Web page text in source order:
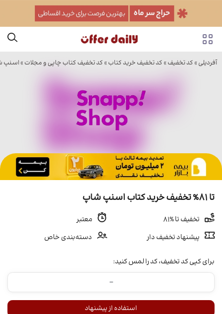
آفردیلی » کد تخفیف » کد تخفیف خرید کتاب » کد تخفیف کتاب چاپی و مجلات »اسنپ
تا 81% تخفیف خرید کتاب اسنپ شاپ
تخفیف تا %81
معتبر
پیشنهاد تخفیف دار
دسته‌بندی خاص
برای کپی کد تخفیف، کد را لمس کنید:
استفاده از پیشنهاد